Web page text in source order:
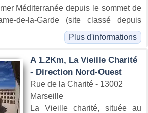
Méditerranée depuis le sommet de
de-la-Garde (site classé depuis
Plus d'informations
A 1.2Km, La Vieille Charité
- Direction Nord-Ouest
Rue de la Charité - 13002
Marseille
La Vieille charité, située au